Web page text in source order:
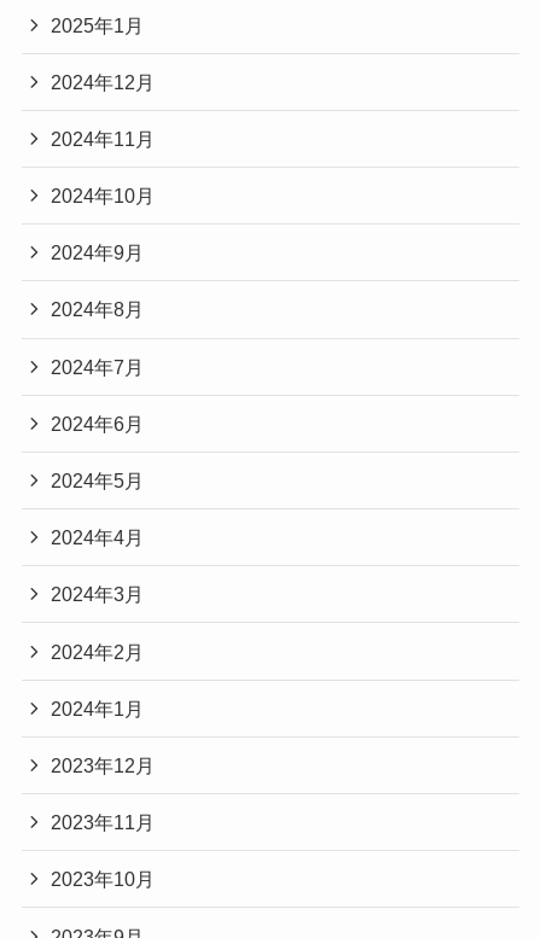
2025年1月
2024年12月
2024年11月
2024年10月
2024年9月
2024年8月
2024年7月
2024年6月
2024年5月
2024年4月
2024年3月
2024年2月
2024年1月
2023年12月
2023年11月
2023年10月